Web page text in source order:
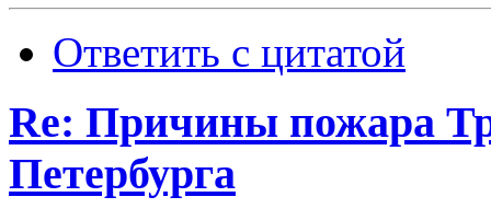
Ответить с цитатой
Re: Причины пожара
Петербурга